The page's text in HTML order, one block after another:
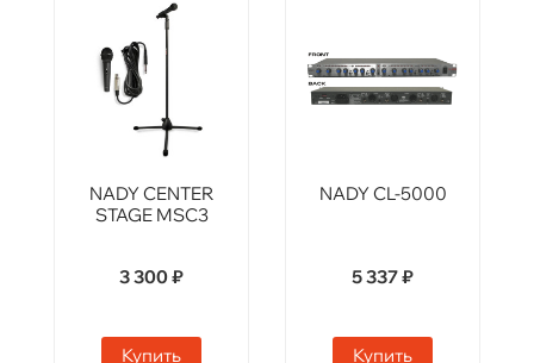
NADY CENTER
STAGE MSC3
3 300 ₽
Купить
NADY CL-5000
5 337 ₽
Купить